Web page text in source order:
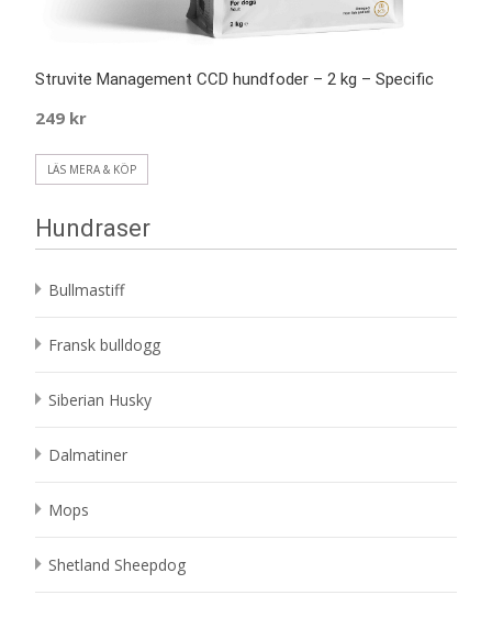
Struvite Management CCD hundfoder – 2 kg – Specific
249 kr
LÄS MERA & KÖP
Hundraser
Bullmastiff
Fransk bulldogg
Siberian Husky
Dalmatiner
Mops
Shetland Sheepdog